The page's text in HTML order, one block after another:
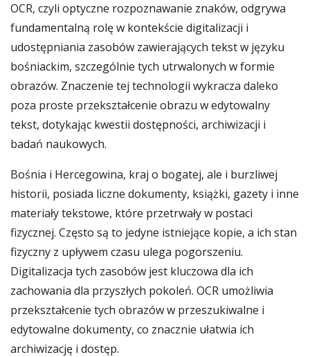
OCR, czyli optyczne rozpoznawanie znaków, odgrywa
fundamentalną rolę w kontekście digitalizacji i
udostępniania zasobów zawierających tekst w języku
bośniackim, szczególnie tych utrwalonych w formie
obrazów. Znaczenie tej technologii wykracza daleko
poza proste przekształcenie obrazu w edytowalny
tekst, dotykając kwestii dostępności, archiwizacji i
badań naukowych.
Bośnia i Hercegowina, kraj o bogatej, ale i burzliwej
historii, posiada liczne dokumenty, książki, gazety i inne
materiały tekstowe, które przetrwały w postaci
fizycznej. Często są to jedyne istniejące kopie, a ich stan
fizyczny z upływem czasu ulega pogorszeniu.
Digitalizacja tych zasobów jest kluczowa dla ich
zachowania dla przyszłych pokoleń. OCR umożliwia
przekształcenie tych obrazów w przeszukiwalne i
edytowalne dokumenty, co znacznie ułatwia ich
archiwizację i dostęp.